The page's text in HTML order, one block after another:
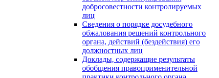
добросовестности контролируемых
лиц
Сведения о порядке досудебного
обжалования решений контрольного
органа, действий (бездействия) его
должностных лиц
Доклады, содержащие результаты
обобщения правоприменительной